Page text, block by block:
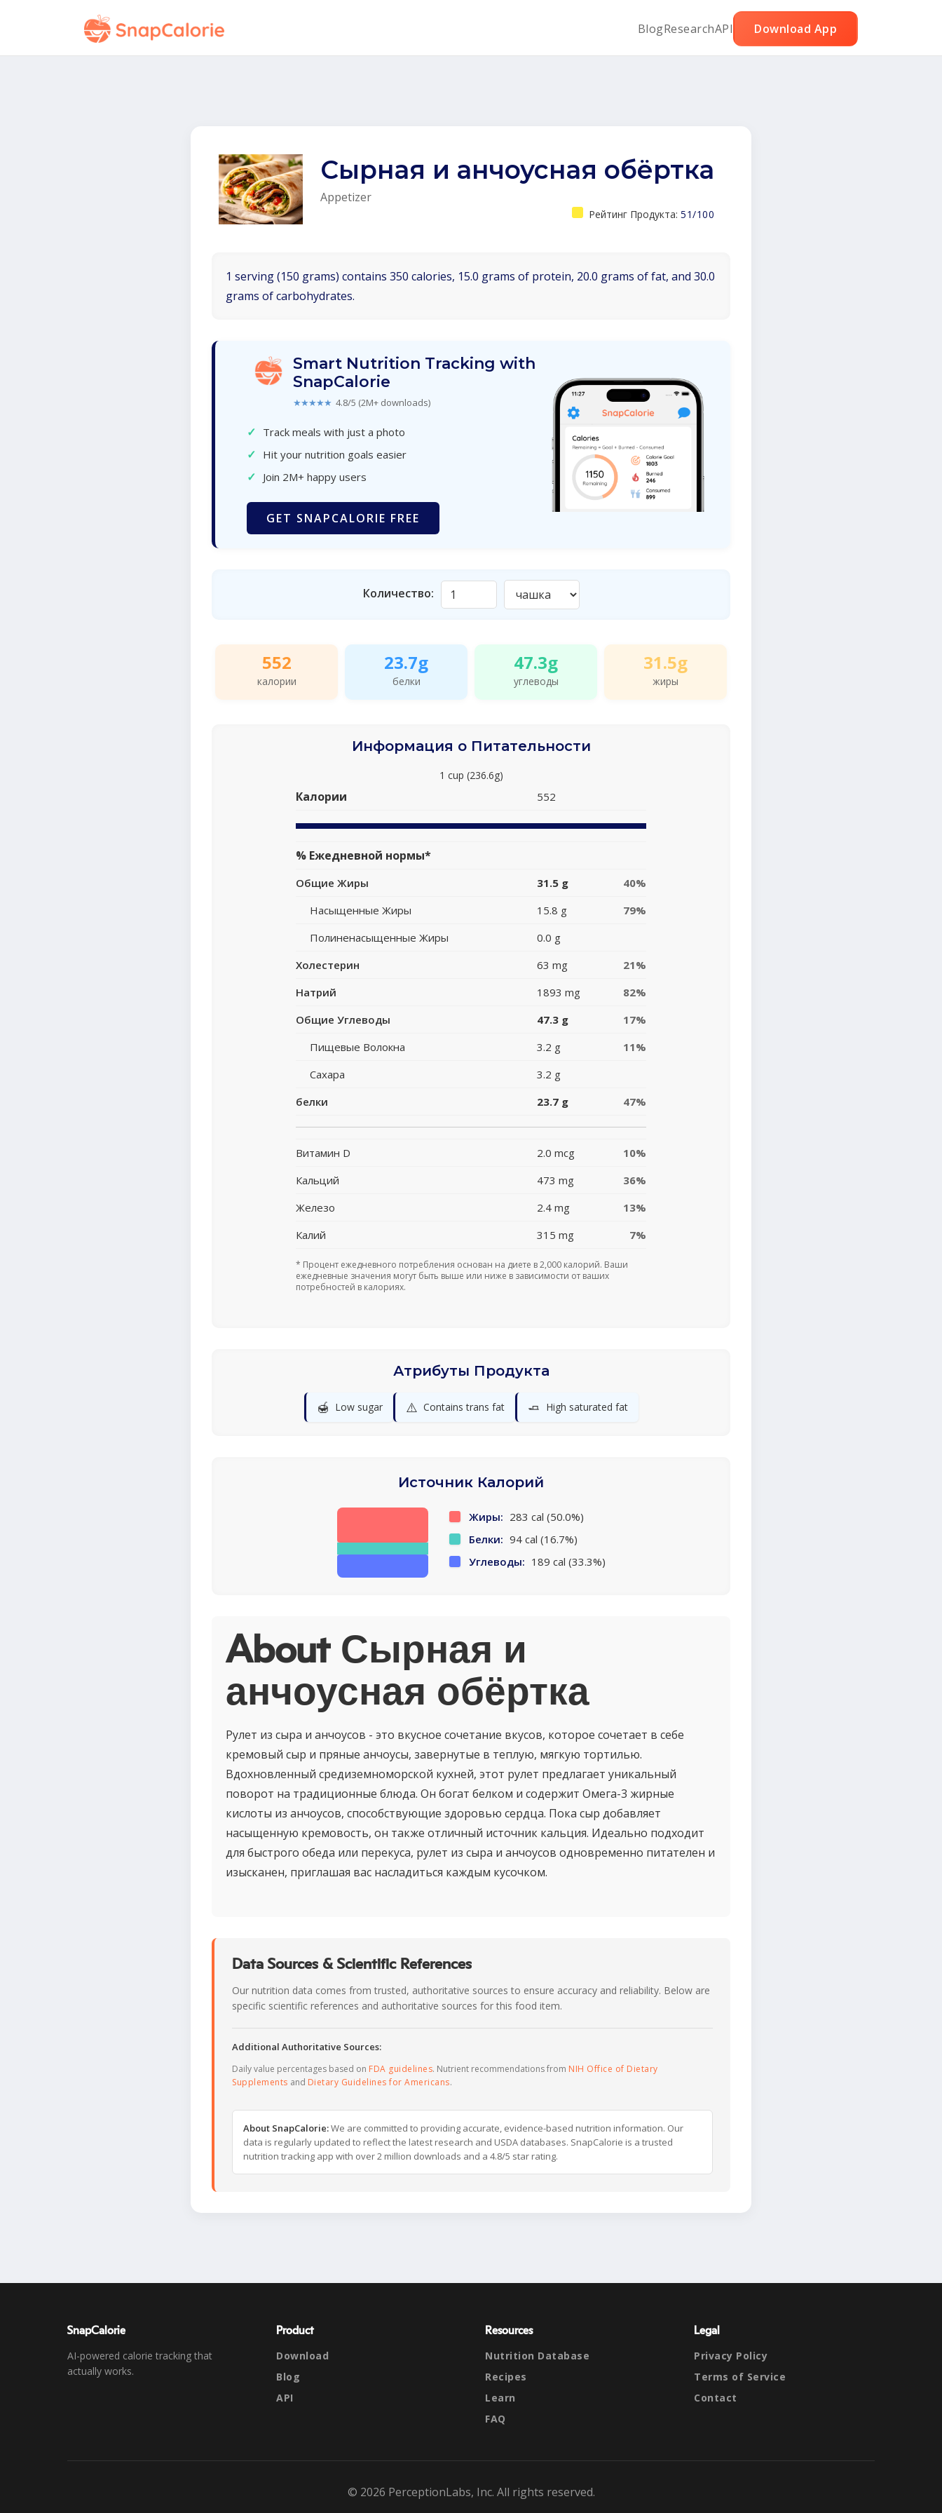
BlogResearchAPI Download App
Сырная и анчоусная обёртка
Appetizer
Рейтинг Продукта: 51/100
1 serving (150 grams) contains 350 calories, 15.0 grams of protein, 20.0 grams of fat, and 30.0
grams of carbohydrates.
Smart Nutrition Tracking with
SnapCalorie
★★★★★ 4.8/5 (2M+ downloads)
✓ Track meals with just a photo
✓ Hit your nutrition goals easier
✓ Join 2M+ happy users
GET SNAPCALORIE FREE
Количество:
552
калории
23.7g
белки
47.3g
углеводы
31.5g
жиры
Информация о Питательности
1 cup (236.6g)
Калории 552
% Ежедневной нормы*
Общие Жиры 31.5 g
40%
Насыщенные Жиры
15.8 g
79%
Полиненасыщенные Жиры
0.0 g
Холестерин
63 mg
21%
Натрий
1893 mg
82%
Общие Углеводы
47.3 g
17%
Пищевые Волокна
3.2 g
11%
Сахара
3.2 g
белки
23.7 g 47%
Витамин D 2.0 mcg
10%
Кальций
473 mg
36%
Железо
2.4 mg
13%
Калий
315 mg 7%
* Процент ежедневного потребления основан на диете в 2,000 калорий. Ваши
ежедневные значения могут быть выше или ниже в зависимости от ваших
потребностей в калориях.
Атрибуты Продукта
🍯 Low sugar ⚠️ Contains trans fat 🧈 High saturated fat
Источник Калорий
Жиры: 283 cal (50.0%)
Белки: 94 cal (16.7%)
Углеводы: 189 cal (33.3%)
About Сырная и
анчоусная обёртка
Рулет из сыра и анчоусов - это вкусное сочетание вкусов, которое сочетает в себе
кремовый сыр и пряные анчоусы, завернутые в теплую, мягкую тортилью.
Вдохновленный средиземноморской кухней, этот рулет предлагает уникальный
поворот на традиционные блюда. Он богат белком и содержит Омега-3 жирные
кислоты из анчоусов, способствующие здоровью сердца. Пока сыр добавляет
насыщенную кремовость, он также отличный источник кальция. Идеально подходит
для быстрого обеда или перекуса, рулет из сыра и анчоусов одновременно питателен и
изысканен, приглашая вас насладиться каждым кусочком.
Data Sources & Scientific References
Our nutrition data comes from trusted, authoritative sources to ensure accuracy and reliability. Below are
specific scientific references and authoritative sources for this food item.
Additional Authoritative Sources:
Daily value percentages based on FDA guidelines. Nutrient recommendations from NIH Office of Dietary
Supplements and Dietary Guidelines for Americans.
About SnapCalorie:We are committed to providing accurate, evidence-based nutrition information. Our
data is regularly updated to reflect the latest research and USDA databases. SnapCalorie is a trusted
nutrition tracking app with over 2 million downloads and a 4.8/5 star rating.
SnapCalorie
AI-powered calorie tracking that
actually works.
Product
Download
Blog
API
Resources
Nutrition Database
Recipes
Learn
FAQ
Legal
Privacy Policy
Terms of Service
Contact
© 2026 PerceptionLabs, Inc. All rights reserved.